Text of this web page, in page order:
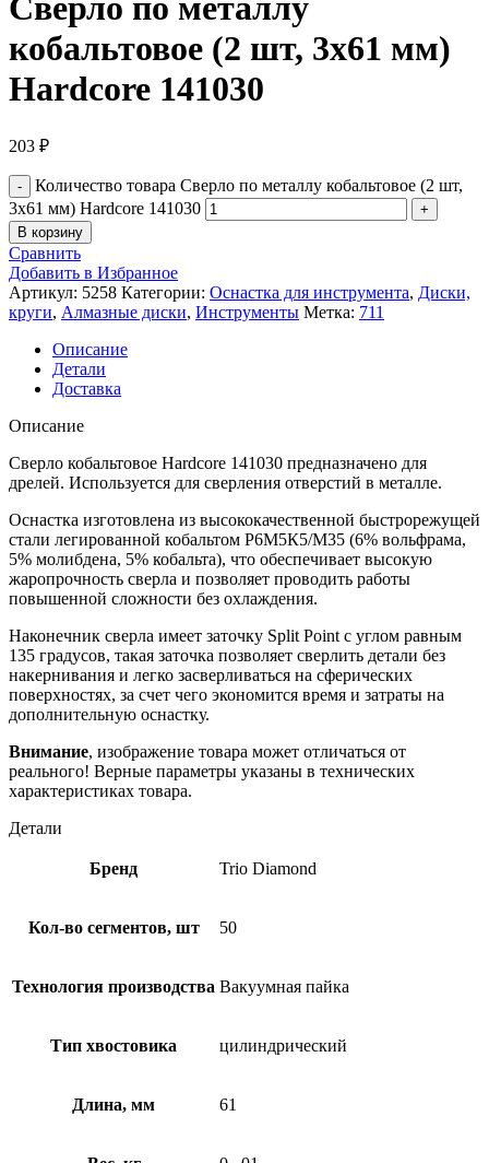
Сверло по металлу
кобальтовое (2 шт, 3х61 мм)
Hardcore 141030
203 ₽
Количество товара Сверло по металлу кобальтовое (2 шт,
3х61 мм) Hardcore 141030
В корзину
Сравнить
Добавить в Избранное
Артикул: 5258 Категории: Оснастка для инструмента, Диски,
круги, Алмазные диски, Инструменты Метка: 711
Описание
Детали
Доставка
Описание
Сверло кобальтовое Hardcore 141030 предназначено для
дрелей. Используется для сверления отверстий в металле.
Оснастка изготовлена из высококачественной быстрорежущей
стали легированной кобальтом Р6М5К5/М35 (6% вольфрама,
5% молибдена, 5% кобальта), что обеспечивает высокую
жаропрочность сверла и позволяет проводить работы
повышенной сложности без охлаждения.
Наконечник сверла имеет заточку Split Point с углом равным
135 градусов, такая заточка позволяет сверлить детали без
накернивания и легко засверливаться на сферических
поверхностях, за счет чего экономится время и затраты на
дополнительную оснастку.
Внимание, изображение товара может отличаться от
реального! Верные параметры указаны в технических
характеристиках товара.
Детали
Бренд Trio Diamond
Кол-во сегментов, шт 50
Технология производства Вакуумная пайка
Тип хвостовика цилиндрический
Длина, мм 61